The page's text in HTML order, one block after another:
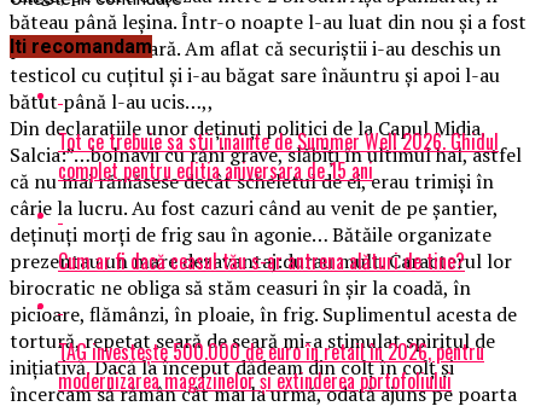
băteau până leșina. Într-o noapte l-au luat din nou și a fost
pentru ultima oară. Am aflat că securiștii i-au deschis un
testicol cu cuțitul și i-au băgat sare înăuntru și apoi l-au
bătut până l-au ucis…,,
Din declarațiile unor deținuți politici de la Capul Midia,
Salcia:”…bolnavii cu răni grave, slăbiți în ultimul hal, astfel
că nu mai rămăsese decât scheletul de ei, erau trimiși în
cârje la lucru. Au fost cazuri când au venit de pe șantier,
deținuți morți de frig sau în agonie… Bătăile organizate
prezentau un mare dezavantaj:durau mult. Caracterul lor
birocratic ne obliga să stăm ceasuri în șir la coadă, în
picioare, flămânzi, în ploaie, în frig. Suplimentul acesta de
tortură, repetat seară de seară mi-a stimulat spiritul de
inițiativă. Dacă la început dădeam din colț în colț și
încercam să rămân cât mai la urmă, odată ajuns pe poarta
Iti recomandam
Tot ce trebuie sa stii inainte de Summer Well 2026. Ghidul
complet pentru editia aniversara de 15 ani
Cum ar fi dacă ceasul tău s-ar antrena alături de tine?
TAG investește 500.000 de euro în retail în 2026, pentru
modernizarea magazinelor și extinderea portofoliului